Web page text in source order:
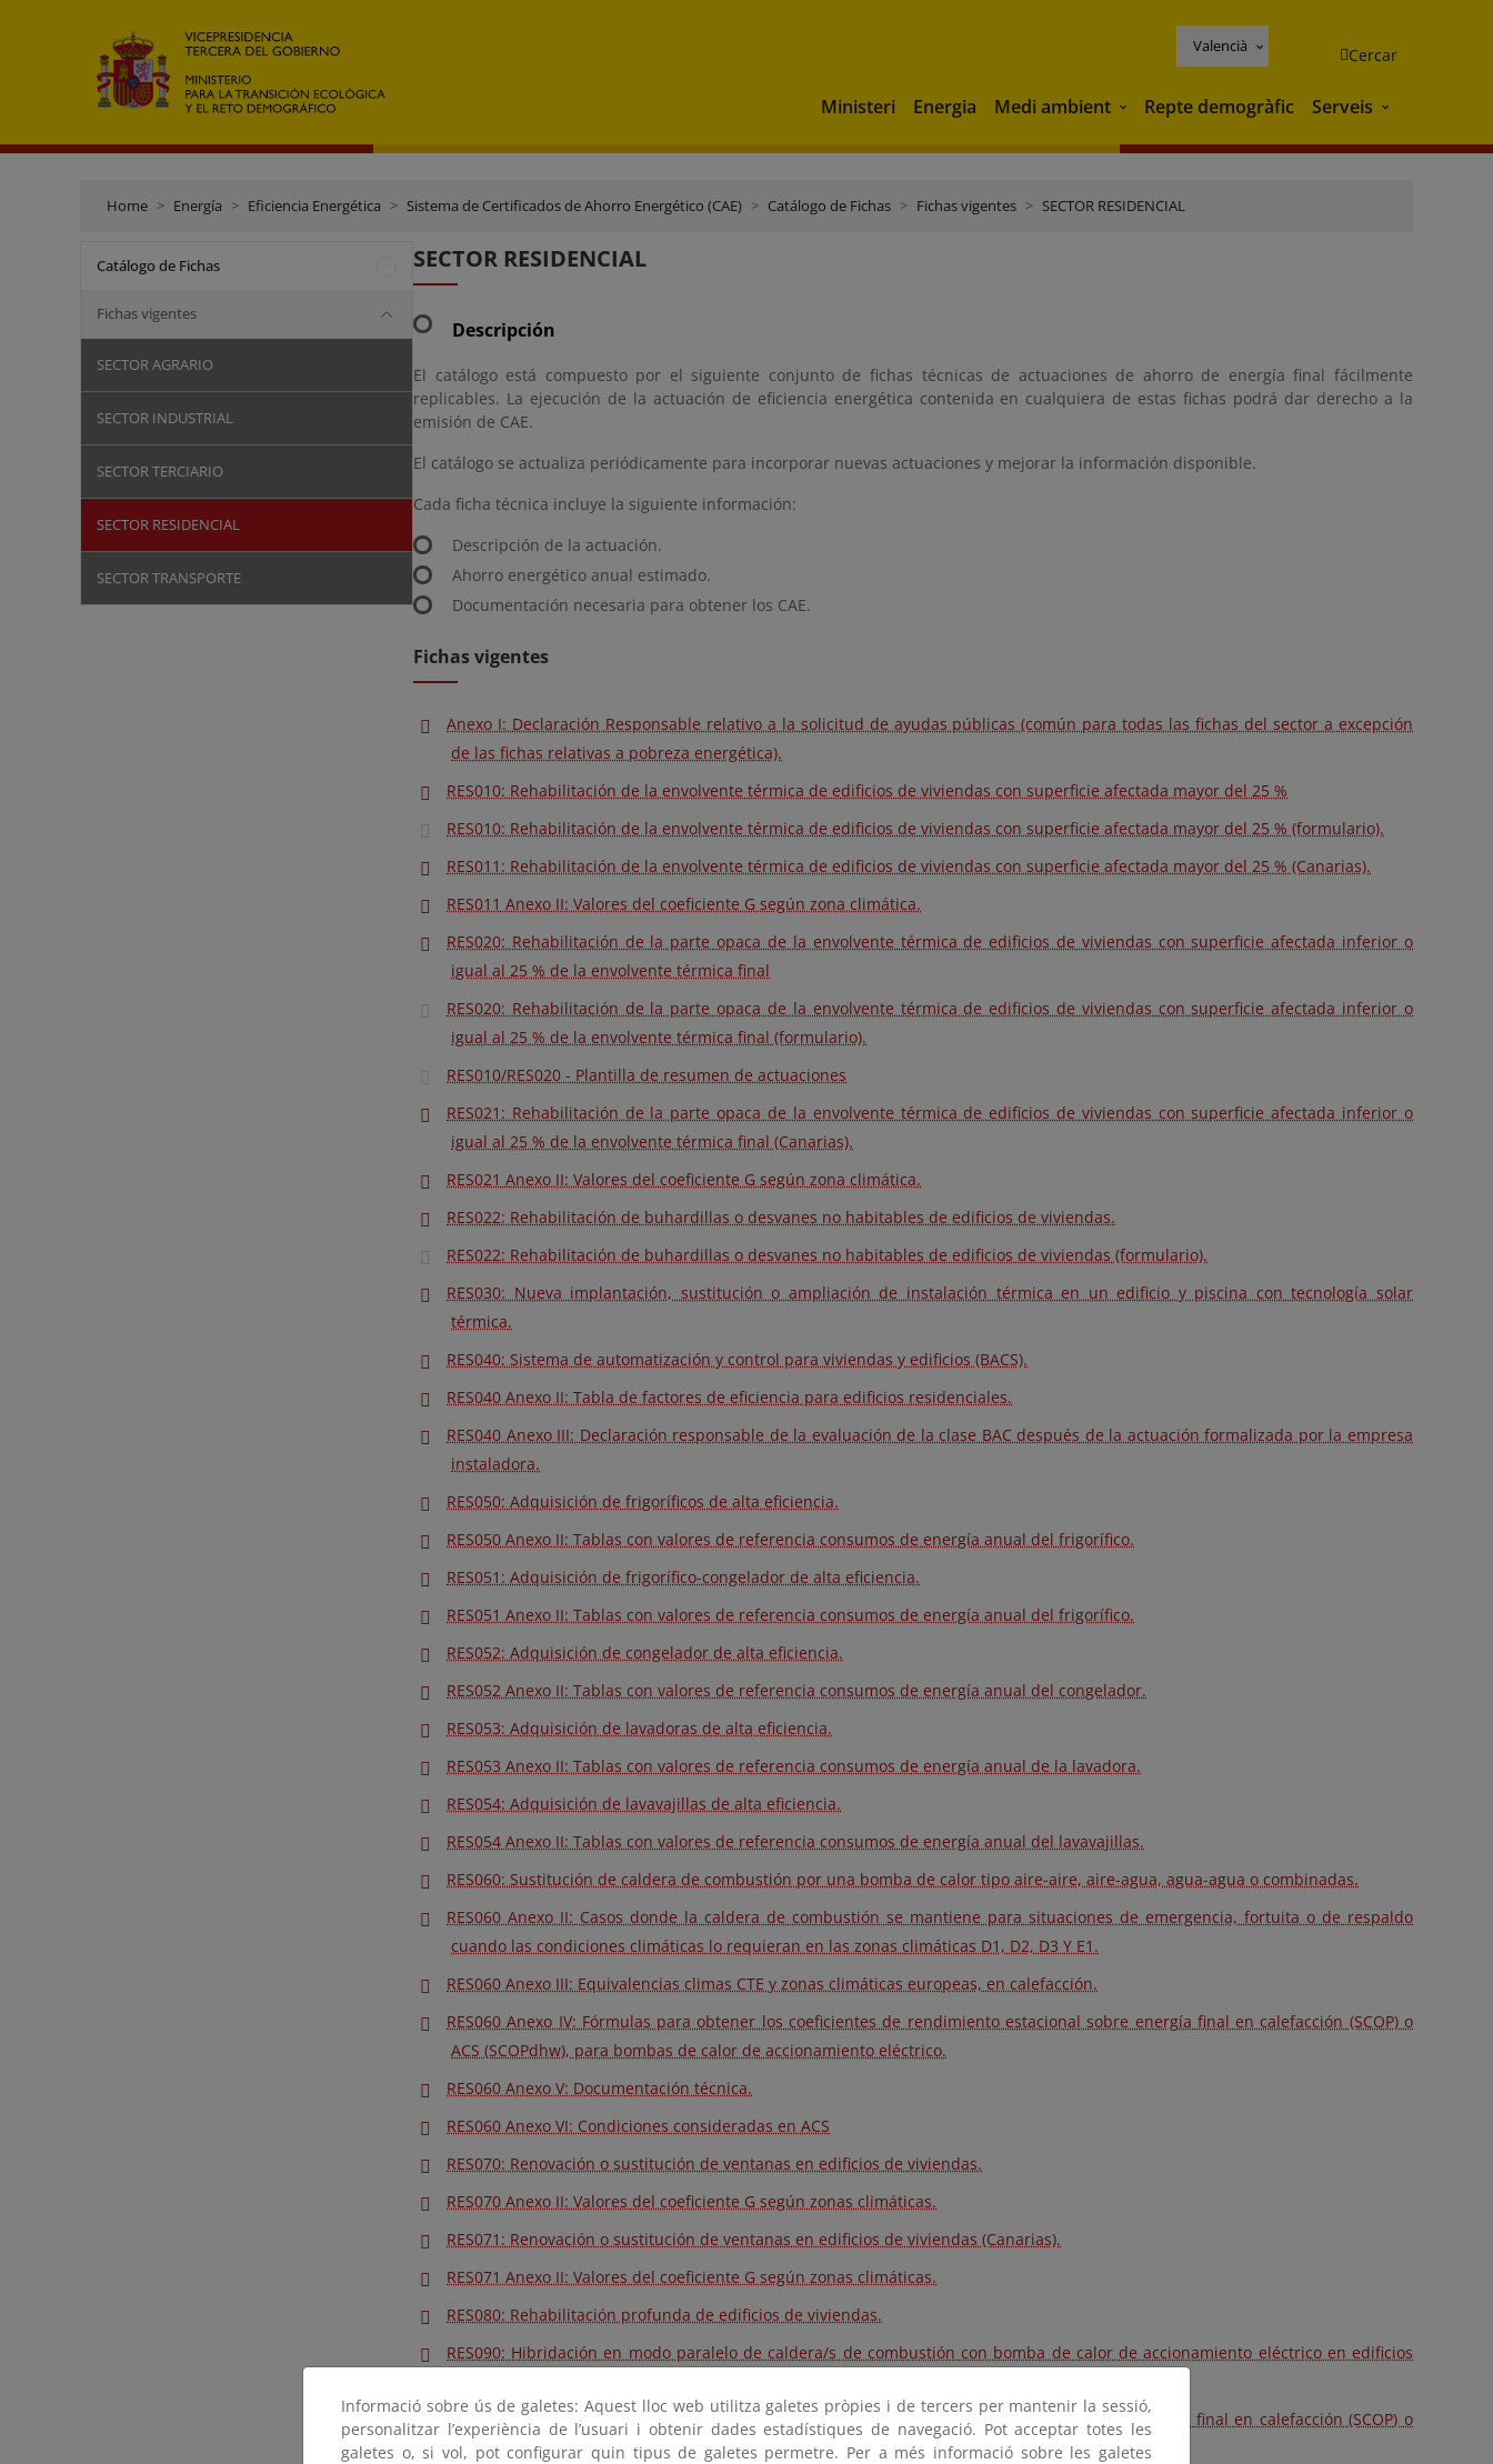
Valencià Cercar
Ministeri Energia Medi ambient Medi ambient
Repte demogràfic Serveis Serveis
Home Energía Eficiencia Energética Sistema de Certificados de Ahorro Energético (CAE) Catálogo de Fichas Fichas vigentes SECTOR RESIDENCIAL
Catálogo de Fichas
Fichas vigentes
SECTOR AGRARIO
SECTOR INDUSTRIAL
SECTOR TERCIARIO
SECTOR RESIDENCIAL
SECTOR TRANSPORTE
SECTOR RESIDENCIAL
Descripción
El catálogo está compuesto por el siguiente conjunto de fichas técnicas de actuaciones de ahorro de energía final fácilmente
replicables. La ejecución de la actuación de eficiencia energética contenida en cualquiera de estas fichas podrá dar derecho a la
emisión de CAE.
El catálogo se actualiza periódicamente para incorporar nuevas actuaciones y mejorar la información disponible.
Cada ficha técnica incluye la siguiente información:
Descripción de la actuación.
Ahorro energético anual estimado.
Documentación necesaria para obtener los CAE.
Fichas vigentes
Anexo I: Declaración Responsable relativo a la solicitud de ayudas públicas (común para todas las fichas del sector a excepción
de las fichas relativas a pobreza energética).
RES010: Rehabilitación de la envolvente térmica de edificios de viviendas con superficie afectada mayor del 25 %
RES010: Rehabilitación de la envolvente térmica de edificios de viviendas con superficie afectada mayor del 25 % (formulario).
RES011: Rehabilitación de la envolvente térmica de edificios de viviendas con superficie afectada mayor del 25 % (Canarias).
RES011 Anexo II: Valores del coeficiente G según zona climática.
RES020: Rehabilitación de la parte opaca de la envolvente térmica de edificios de viviendas con superficie afectada inferior o
igual al 25 % de la envolvente térmica final
RES020: Rehabilitación de la parte opaca de la envolvente térmica de edificios de viviendas con superficie afectada inferior o
igual al 25 % de la envolvente térmica final (formulario).
RES010/RES020 - Plantilla de resumen de actuaciones
RES021: Rehabilitación de la parte opaca de la envolvente térmica de edificios de viviendas con superficie afectada inferior o
igual al 25 % de la envolvente térmica final (Canarias).
RES021 Anexo II: Valores del coeficiente G según zona climática.
RES022: Rehabilitación de buhardillas o desvanes no habitables de edificios de viviendas.
RES022: Rehabilitación de buhardillas o desvanes no habitables de edificios de viviendas (formulario).
RES030: Nueva implantación, sustitución o ampliación de instalación térmica en un edificio y piscina con tecnología solar
térmica.
RES040: Sistema de automatización y control para viviendas y edificios (BACS).
RES040 Anexo II: Tabla de factores de eficiencia para edificios residenciales.
RES040 Anexo III: Declaración responsable de la evaluación de la clase BAC después de la actuación formalizada por la empresa
instaladora.
RES050: Adquisición de frigoríficos de alta eficiencia.
RES050 Anexo II: Tablas con valores de referencia consumos de energía anual del frigorífico.
RES051: Adquisición de frigorífico-congelador de alta eficiencia.
RES051 Anexo II: Tablas con valores de referencia consumos de energía anual del frigorífico.
RES052: Adquisición de congelador de alta eficiencia.
RES052 Anexo II: Tablas con valores de referencia consumos de energía anual del congelador.
RES053: Adquisición de lavadoras de alta eficiencia.
RES053 Anexo II: Tablas con valores de referencia consumos de energía anual de la lavadora.
RES054: Adquisición de lavavajillas de alta eficiencia.
RES054 Anexo II: Tablas con valores de referencia consumos de energía anual del lavavajillas.
RES060: Sustitución de caldera de combustión por una bomba de calor tipo aire-aire, aire-agua, agua-agua o combinadas.
RES060 Anexo II: Casos donde la caldera de combustión se mantiene para situaciones de emergencia, fortuita o de respaldo
cuando las condiciones climáticas lo requieran en las zonas climáticas D1, D2, D3 Y E1.
RES060 Anexo III: Equivalencias climas CTE y zonas climáticas europeas, en calefacción.
RES060 Anexo IV: Fórmulas para obtener los coeficientes de rendimiento estacional sobre energía final en calefacción (SCOP) o
ACS (SCOPdhw), para bombas de calor de accionamiento eléctrico.
RES060 Anexo V: Documentación técnica.
RES060 Anexo VI: Condiciones consideradas en ACS
RES070: Renovación o sustitución de ventanas en edificios de viviendas.
RES070 Anexo II: Valores del coeficiente G según zonas climáticas.
RES071: Renovación o sustitución de ventanas en edificios de viviendas (Canarias).
RES071 Anexo II: Valores del coeficiente G según zonas climáticas.
RES080: Rehabilitación profunda de edificios de viviendas.
RES090: Hibridación en modo paralelo de caldera/s de combustión con bomba de calor de accionamiento eléctrico en edificios
RES090 Anexo II: Fórmulas para obtener los coeficientes de rendimiento estacional sobre energía final en calefacción (SCOP) o
ACS (SCOPdhw), para bombas de calor de accionamiento eléctrico.
Informació sobre ús de galetes: Aquest lloc web utilitza galetes pròpies i de tercers per mantenir la sessió,
personalitzar l’experiència de l’usuari i obtenir dades estadístiques de navegació. Pot acceptar totes les
galetes o, si vol, pot configurar quin tipus de galetes permetre. Per a més informació sobre les galetes